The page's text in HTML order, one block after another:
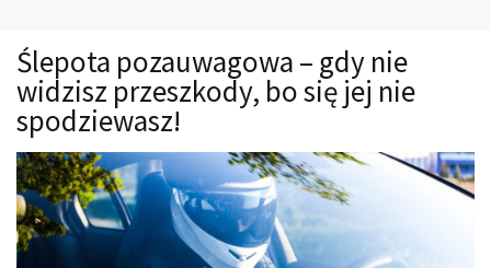
Technika jazdy
Oświetlenie
Kalkulatory
Przelicznik mocy
Auto z niemiec
Galerie
Ślepota pozauwagowa – gdy nie
widzisz przeszkody, bo się jej nie
spodziewasz!